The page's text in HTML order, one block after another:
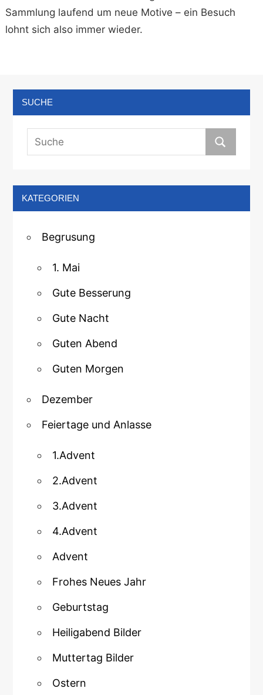
Sammlung laufend um neue Motive – ein Besuch
lohnt sich also immer wieder.
SUCHE
KATEGORIEN
Begrusung
1. Mai
Gute Besserung
Gute Nacht
Guten Abend
Guten Morgen
Dezember
Feiertage und Anlasse
1.Advent
2.Advent
3.Advent
4.Advent
Advent
Frohes Neues Jahr
Geburtstag
Heiligabend Bilder
Muttertag Bilder
Ostern